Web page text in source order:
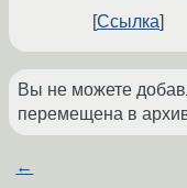
Ссылка
Вы не можете
перемещена в
←